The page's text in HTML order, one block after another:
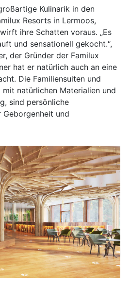
Kulinarik in den
Resorts in Lermoos,
ihre Schatten voraus. „Es
und sensationell gekocht.“,
der Gründer der Familux
hat er natürlich auch an eine
Die Familiensuiten und
natürlichen Materialien und
sind persönliche
und